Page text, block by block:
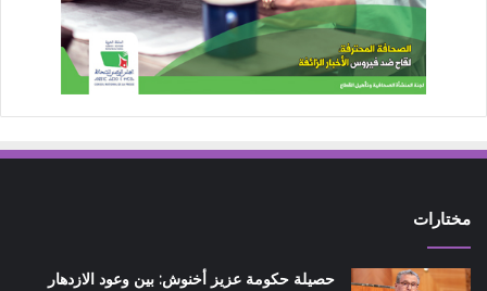
مختارات
حصيلة حكومة عزيز أخنوش: بين وعود الازدهار